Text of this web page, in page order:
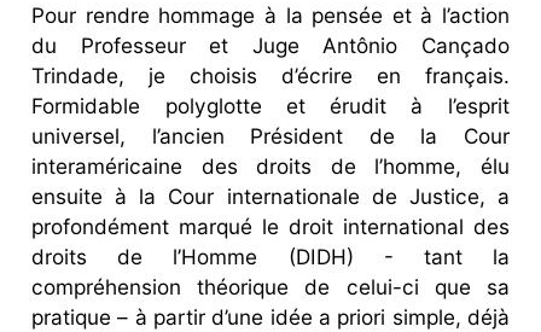
Pour rendre hommage à la pensée et à l’action
du Professeur et Juge Antônio Cançado
Trindade, je choisis d’écrire en français.
Formidable polyglotte et érudit à l’esprit
universel, l’ancien Président de la Cour
interaméricaine des droits de l’homme, élu
ensuite à la Cour internationale de Justice, a
profondément marqué le droit international des
droits de l’Homme (DIDH) - tant la
compréhension théorique de celui-ci que sa
pratique – à partir d’une idée a priori simple, déjà